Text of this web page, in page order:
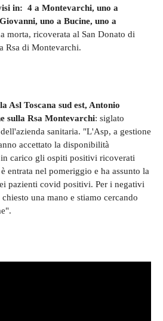
in: 4 a Montevarchi, uno a
uno a Bucine, uno a
morta, ricoverata al San Donato di
Rsa di Montevarchi.
Asl Toscana sud est, Antonio
sulla Rsa Montevarchi: siglato
sanitaria. "L'Asp, a gestione
accettato la disponibilità
carico gli ospiti positivi ricoverati
entrata nel pomeriggio e ha assunto la
pazienti covid positivi. Per i negativi
una mano e stiamo cercando